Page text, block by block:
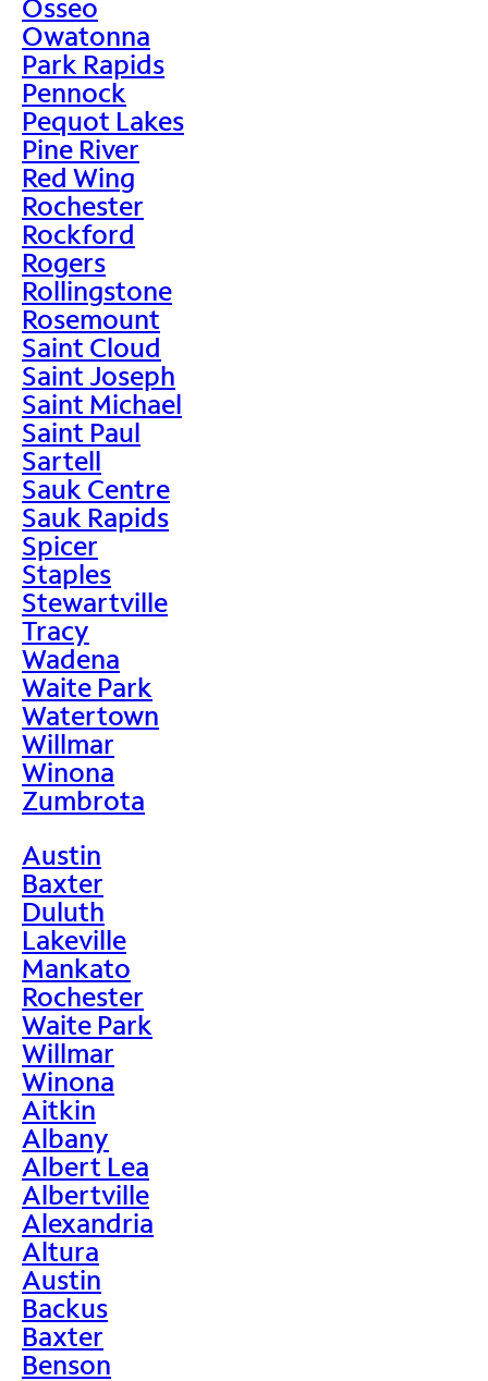
Osseo
Owatonna
Park Rapids
Pennock
Pequot Lakes
Pine River
Red Wing
Rochester
Rockford
Rogers
Rollingstone
Rosemount
Saint Cloud
Saint Joseph
Saint Michael
Saint Paul
Sartell
Sauk Centre
Sauk Rapids
Spicer
Staples
Stewartville
Tracy
Wadena
Waite Park
Watertown
Willmar
Winona
Zumbrota
Austin
Baxter
Duluth
Lakeville
Mankato
Rochester
Waite Park
Willmar
Winona
Aitkin
Albany
Albert Lea
Albertville
Alexandria
Altura
Austin
Backus
Baxter
Benson